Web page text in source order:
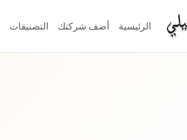
الرئيسية أضف شركتك التصنيفات